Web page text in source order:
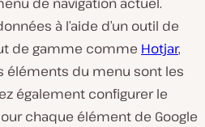
à l’aide d’un outil de
de gamme comme Hotjar,
éléments du menu sont les
également configurer le
chaque élément de Google